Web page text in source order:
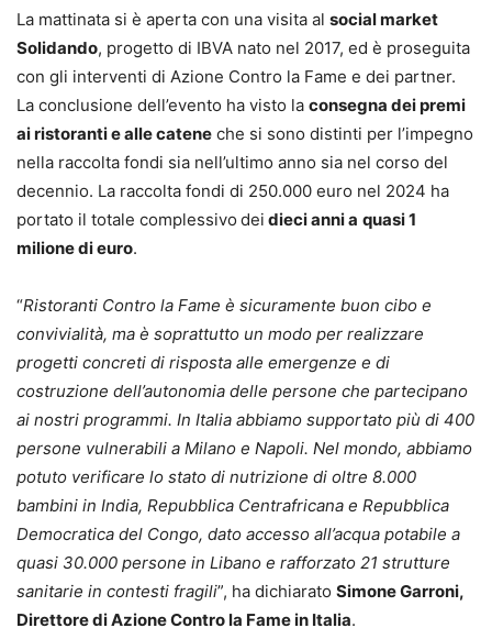
La mattinata si è aperta con una visita al social market
Solidando, progetto di IBVA nato nel 2017, ed è proseguita
con gli interventi di Azione Contro la Fame e dei partner.
La conclusione dell’evento ha visto la consegna dei premi
ai ristoranti e alle catene che si sono distinti per l’impegno
nella raccolta fondi sia nell’ultimo anno sia nel corso del
decennio. La raccolta fondi di 250.000 euro nel 2024 ha
portato il totale complessivo dei dieci anni a quasi 1
milione di euro.
“Ristoranti Contro la Fame è sicuramente buon cibo e
convivialità, ma è soprattutto un modo per realizzare
progetti concreti di risposta alle emergenze e di
costruzione dell’autonomia delle persone che partecipano
ai nostri programmi. In Italia abbiamo supportato più di 400
persone vulnerabili a Milano e Napoli. Nel mondo, abbiamo
potuto verificare lo stato di nutrizione di oltre 8.000
bambini in India, Repubblica Centrafricana e Repubblica
Democratica del Congo, dato accesso all’acqua potabile a
quasi 30.000 persone in Libano e rafforzato 21 strutture
sanitarie in contesti fragili”, ha dichiarato Simone Garroni,
Direttore di Azione Contro la Fame in Italia.